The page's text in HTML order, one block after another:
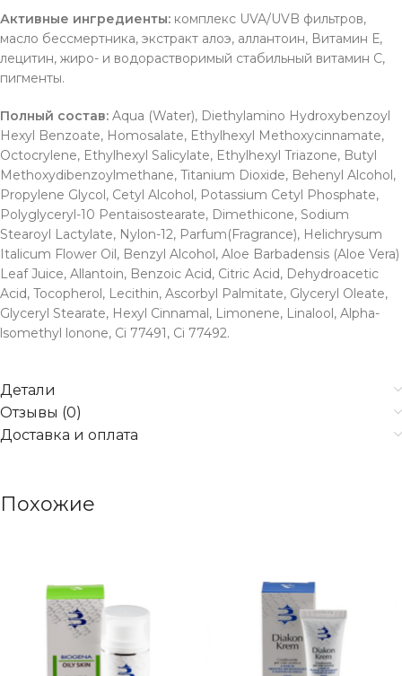
Активные ингредиенты: комплекс UVA/UVB фильтров,
масло бессмертника, экстракт алоэ, аллантоин, Витамин Е,
лецитин, жиро- и водорастворимый стабильный витамин С,
пигменты.
Полный состав: Aqua (Water), Diethylamino Hydroxybenzoyl
Hexyl Benzoate, Homosalate, Ethylhexyl Methoxycinnamate,
Octocrylene, Ethylhexyl Salicylate, Ethylhexyl Triazone, Butyl
Methoxydibenzoylmethane, Titanium Dioxide, Behenyl Alcohol,
Propylene Glycol, Cetyl Alcohol, Potassium Cetyl Phosphate,
Polyglyceryl-10 Pentaisostearate, Dimethicone, Sodium
Stearoyl Lactylate, Nylon-12, Parfum(Fragrance), Helichrysum
Italicum Flower Oil, Benzyl Alcohol, Aloe Barbadensis (Aloe Vera)
Leaf Juice, Allantoin, Benzoic Acid, Citric Acid, Dehydroacetic
Acid, Tocopherol, Lecithin, Ascorbyl Palmitate, Glyceryl Oleate,
Glyceryl Stearate, Hexyl Cinnamal, Limonene, Linalool, Alpha-
lsomethyl lonone, Ci 77491, Ci 77492.
Детали
Отзывы (0)
Доставка и оплата
Похожие